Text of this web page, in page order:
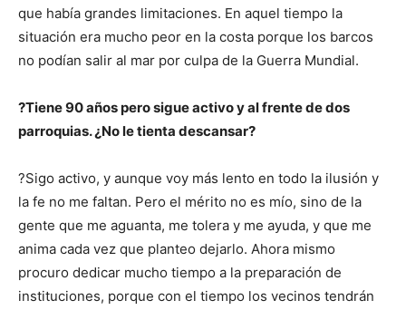
que había grandes limitaciones. En aquel tiempo la
situación era mucho peor en la costa porque los barcos
no podían salir al mar por culpa de la Guerra Mundial.
?Tiene 90 años pero sigue activo y al frente de dos
parroquias. ¿No le tienta descansar?
?Sigo activo, y aunque voy más lento en todo la ilusión y
la fe no me faltan. Pero el mérito no es mío, sino de la
gente que me aguanta, me tolera y me ayuda, y que me
anima cada vez que planteo dejarlo. Ahora mismo
procuro dedicar mucho tiempo a la preparación de
instituciones, porque con el tiempo los vecinos tendrán